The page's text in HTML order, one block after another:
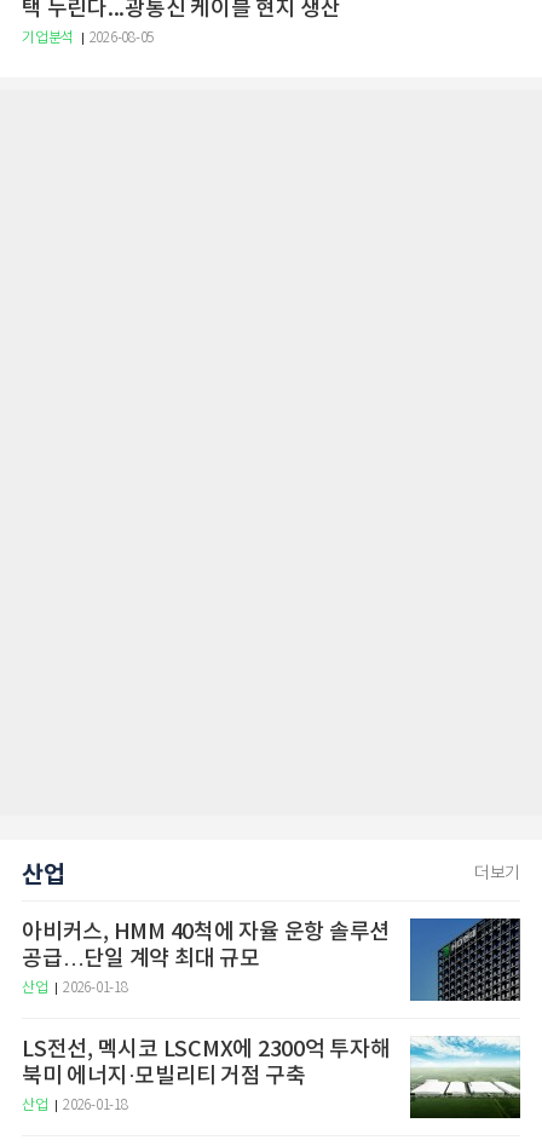
택 누린다...광통신 케이블 현지 생산
기업분석 2026-08-05
산업 더보기
아비커스, HMM 40척에 자율 운항 솔루션
공급…단일 계약 최대 규모
산업 2026-01-18
LS전선, 멕시코 LSCMX에 2300억 투자해
북미 에너지·모빌리티 거점 구축
산업 2026-01-18